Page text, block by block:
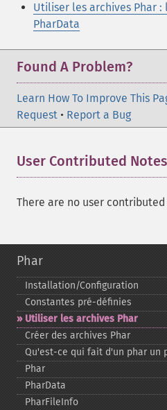
Utiliser les archives Phar :
PharData
Found A Problem?
Learn How To Improve This
Request • Report a Bug
User Contributed Notes
There are no user
Phar
Installation/Configuration
Constantes pré-​définies
Utiliser les archives Phar
Créer des archives Phar
Qu'est-​ce qui fait d'un phar un
Phar
PharData
PharFileInfo